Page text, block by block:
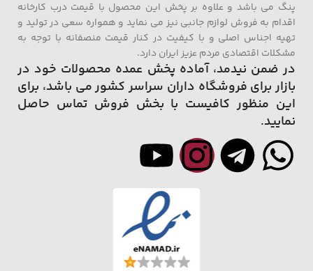
پنگ می باشد و علاوه بر پخش این محصول با قیمت درب کارخانه
اقدام به فروش لوازم جانبی نیز می نماید و همواره سعی در تولید و
تهیه اجناس اصلی و با کیفیت در کنار قیمت منصفانه با توجه به
مشکلات اقتصادی مردم عزیز ایران دارد.
در ضمن نیدمد، آماده پخش عمده محصولات خود در
بازار برای فروشگاه داران سراسر کشور می باشد، برای
این منظور کافیست با بخش فروش تماس حاصل
نمایید.